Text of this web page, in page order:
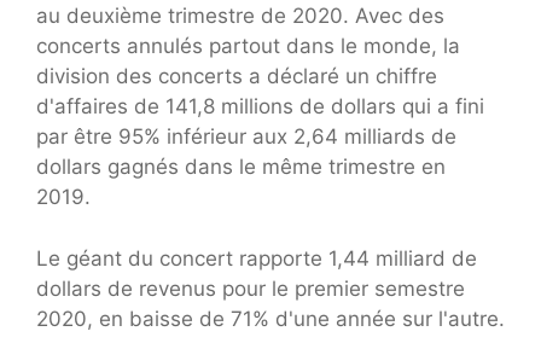
au deuxième trimestre de 2020. Avec des
concerts annulés partout dans le monde, la
division des concerts a déclaré un chiffre
d'affaires de 141,8 millions de dollars qui a fini
par être 95% inférieur aux 2,64 milliards de
dollars gagnés dans le même trimestre en
2019.
Le géant du concert rapporte 1,44 milliard de
dollars de revenus pour le premier semestre
2020, en baisse de 71% d'une année sur l'autre.